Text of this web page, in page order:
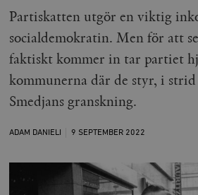
Partiskatten utgör en viktig
socialdemokratin. Men för att
faktiskt kommer in tar partiet
kommunerna där de styr, i
Smedjans granskning.
ADAM DANIELI 9 SEPTEMBER 2022